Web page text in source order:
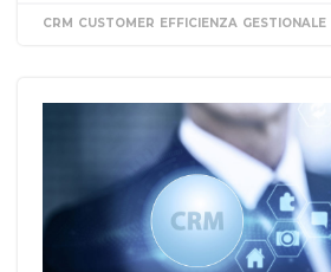
CRM CUSTOMER EFFICIENZA GESTIONALE